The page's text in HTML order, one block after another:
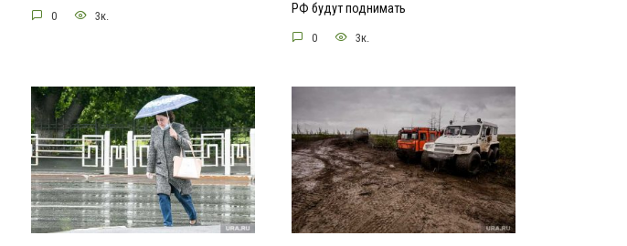
0 3к.
РФ будут поднимать
0 3к.